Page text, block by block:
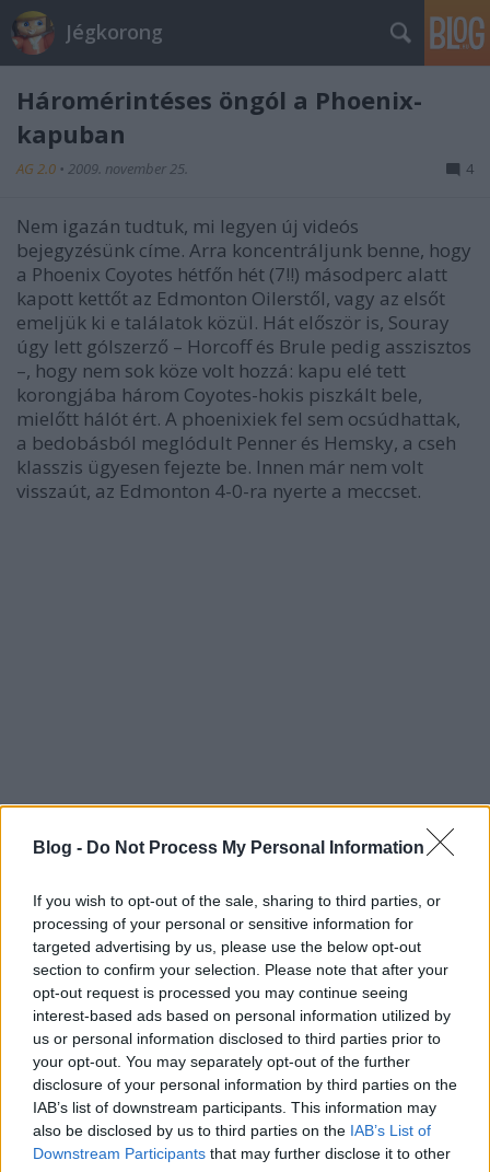
Blog - Do Not Process My Personal Information
If you wish to opt-out of the sale, sharing to third parties, or
processing of your personal or sensitive information for
targeted advertising by us, please use the below opt-out
section to confirm your selection. Please note that after your
opt-out request is processed you may continue seeing
interest-based ads based on personal information utilized by
us or personal information disclosed to third parties prior to
your opt-out. You may separately opt-out of the further
disclosure of your personal information by third parties on the
IAB’s list of downstream participants. This information may
also be disclosed by us to third parties on the IAB’s List of
Downstream Participants that may further disclose it to other
Jégkorong
Háromérintéses öngól a Phoenix-
kapuban
AG 2.0 • 2009. november 25. 4
Nem igazán tudtuk, mi legyen új videós
bejegyzésünk címe. Arra koncentráljunk benne, hogy
a Phoenix Coyotes hétfőn hét (7!!) másodperc alatt
kapott kettőt az Edmonton Oilerstől, vagy az elsőt
emeljük ki e találatok közül. Hát először is, Souray
úgy lett gólszerző – Horcoff és Brule pedig asszisztos
–, hogy nem sok köze volt hozzá: kapu elé tett
korongjába három Coyotes-hokis piszkált bele,
mielőtt hálót ért. A phoenixiek fel sem ocsúdhattak,
a bedobásból meglódult Penner és Hemsky, a cseh
klasszis ügyesen fejezte be. Innen már nem volt
visszaút, az Edmonton 4-0-ra nyerte a meccset.
Címkék:videók phoenix nhl hemsky souray edmonton
Ajánlott bejegyzések: